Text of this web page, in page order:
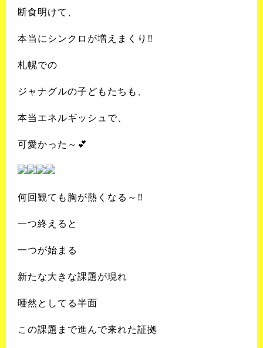
断食明けて、
本当にシンクロが増えまくり‼️
札幌での
ジャナグルの子どもたちも、
本当エネルギッシュで、
可愛かった～💕
何回観ても胸が熱くなる～‼️
一つ終えると
一つが始まる
新たな大きな課題が現れ
唖然としてる半面
この課題まで進んで来れた証拠